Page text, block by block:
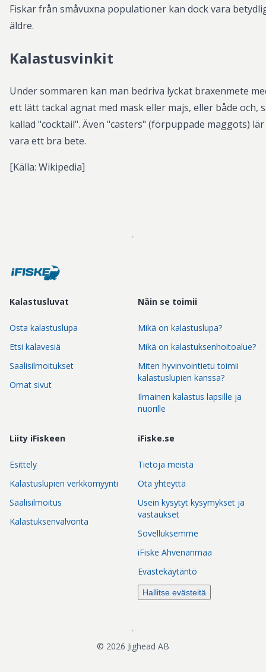
Fiskar från småvuxna populationer kan dock vara
äldre.
Kalastusvinkit
Under sommaren kan man bedriva lyckat braxenmete
ett lätt tackal agnat med mask eller majs, eller både och,
kallad "cocktail". Även "casters" (förpuppade maggots) lär
vara ett bra bete.
[Källa: Wikipedia]
Kalastusluvat
Osta kalastuslupa
Etsi kalavesiä
Saalisilmoitukset
Omat sivut
Näin se toimii
Mikä on kalastuslupa?
Mikä on kalastuksenhoitoalue?
Miten hyvinvointietu toimii
kalastuslupien kanssa?
Ilmainen kalastus lapsille ja
nuorille
Liity iFiskeen
Esittely
Kalastuslupien verkkomyynti
Saalisilmoitus
Kalastuksenvalvonta
iFiske.se
Tietoja meistä
Ota yhteyttä
Usein kysytyt kysymykset ja
vastaukset
Sovelluksemme
iFiske Ahvenanmaa
Evästekäytäntö
Hallitse evästeitä
© 2026 Jighead AB